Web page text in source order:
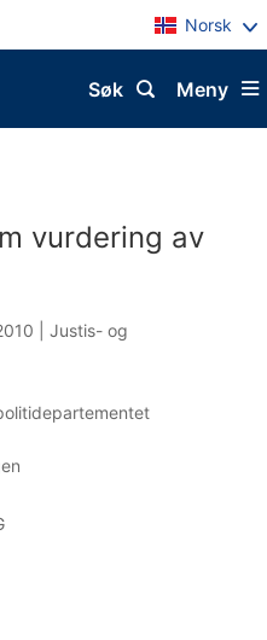
Norsk
Meny
Søk
vurdering av
Justis- og